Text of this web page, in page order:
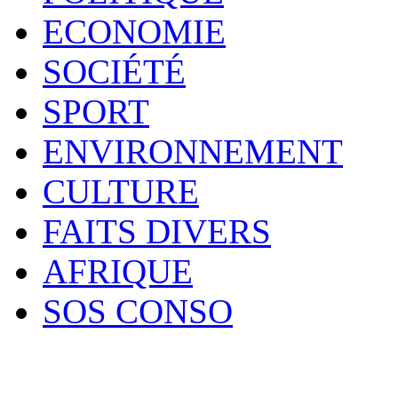
ECONOMIE
SOCIÉTÉ
SPORT
ENVIRONNEMENT
CULTURE
FAITS DIVERS
AFRIQUE
SOS CONSO